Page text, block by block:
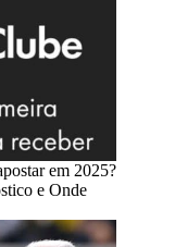
em 2025?
e Onde